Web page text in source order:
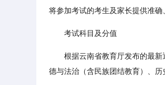
将参加考试的考生及家长提供准确
考试科目及分值
根据云南省教育厅发布的最
德与法治（含民族团结教育）、